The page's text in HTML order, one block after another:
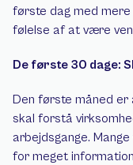
første dag med
følelse af at være
De første 30 dage:
Den første måned er
skal forstå
arbejdsgange.
for meget